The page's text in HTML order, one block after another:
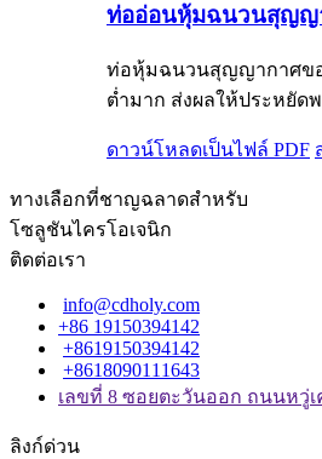
ท่ออ่อนหุ้มฉนวนสุญญ
ท่อหุ้มฉนวนสุญญากาศขอ
ต่ำมาก ส่งผลให้ประหยัด
ดาวน์โหลดเป็นไฟล์ PDF
ทางเลือกที่ชาญฉลาดสำหรับ
โซลูชันไครโอเจนิก
ติดต่อเรา
info@cdholy.com
+86 19150394142
+8619150394142
+8618090111643
เลขที่ 8 ซอยตะวันออก ถนนหวู่
ลิงก์ด่วน